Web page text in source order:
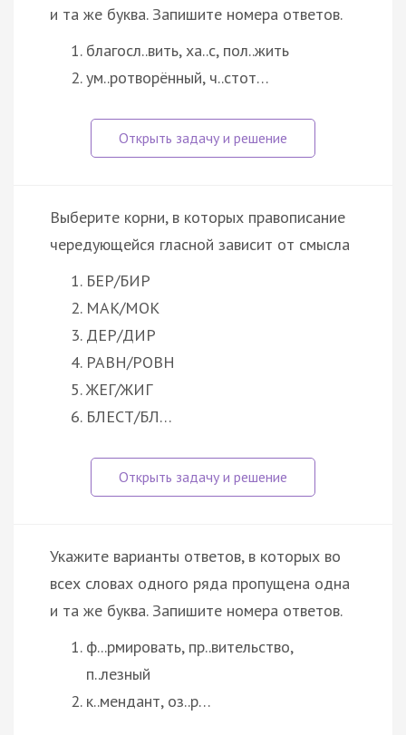
и та же буква. Запишите номера ответов.
благосл..вить, ха..с, пол..жить
ум..ротворённый, ч..стот…
Выберите корни, в которых правописание
чередующейся гласной зависит от смысла
БЕР/БИР
МАК/МОК
ДЕР/ДИР
РАВН/РОВН
ЖЕГ/ЖИГ
БЛЕСТ/БЛ…
Укажите варианты ответов, в которых во
всех словах одного ряда пропущена одна
и та же буква. Запишите номера ответов.
ф...рмировать, пр..вительство,
п..лезный
к..мендант, оз..р…